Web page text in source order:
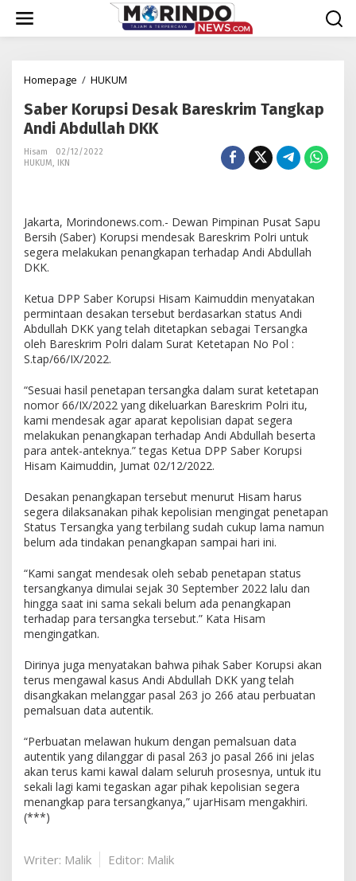
konten
Homepage / HUKUM
Desak
Bareskrim
Saber Korupsi Desak Bareskrim Tangkap
Andi Abdullah DKK
Hisam
02/12/2022
HUKUM, IKN
Jakarta, Morindonews.com.- Dewan Pimpinan Pusat Sapu
Bersih (Saber) Korupsi mendesak Bareskrim Polri untuk
segera melakukan penangkapan terhadap Andi Abdullah
DKK.
Ketua DPP Saber Korupsi Hisam Kaimuddin menyatakan
permintaan desakan tersebut berdasarkan status Andi
Abdullah DKK yang telah ditetapkan sebagai Tersangka
oleh Bareskrim Polri dalam Surat Ketetapan No Pol :
S.tap/66/IX/2022.
“Sesuai hasil penetapan tersangka dalam surat ketetapan
nomor 66/IX/2022 yang dikeluarkan Bareskrim Polri itu,
kami mendesak agar aparat kepolisian dapat segera
melakukan penangkapan terhadap Andi Abdullah beserta
para antek-anteknya.” tegas Ketua DPP Saber Korupsi
Hisam Kaimuddin, Jumat 02/12/2022.
Desakan penangkapan tersebut menurut Hisam harus
segera dilaksanakan pihak kepolisian mengingat penetapan
Status Tersangka yang terbilang sudah cukup lama namun
belum ada tindakan penangkapan sampai hari ini.
“Kami sangat mendesak oleh sebab penetapan status
tersangkanya dimulai sejak 30 September 2022 lalu dan
hingga saat ini sama sekali belum ada penangkapan
terhadap para tersangka tersebut.” Kata Hisam
mengingatkan.
Dirinya juga menyatakan bahwa pihak Saber Korupsi akan
terus mengawal kasus Andi Abdullah DKK yang telah
disangkakan melanggar pasal 263 jo 266 atau perbuatan
pemalsuan data autentik.
“Perbuatan melawan hukum dengan pemalsuan data
autentik yang dilanggar di pasal 263 jo pasal 266 ini jelas
akan terus kami kawal dalam seluruh prosesnya, untuk itu
sekali lagi kami tegaskan agar pihak kepolisian segera
menangkap para tersangkanya,” ujarHisam mengakhiri.
(***)
Writer: Malik Editor: Malik